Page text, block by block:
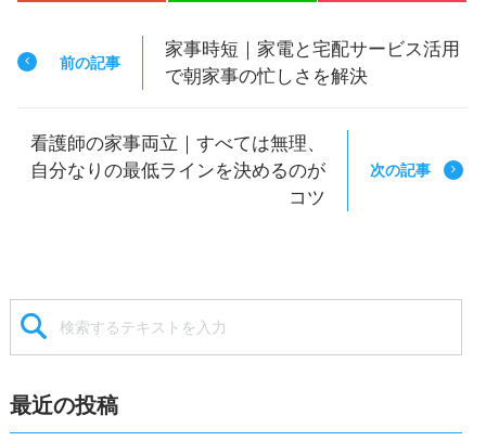
前の記事
家事時短｜家電と宅配サービス活用
で朝家事の忙しさを解決
次の記事
看護師の家事両立｜すべては無理、
自分なりの最低ラインを決めるのが
コツ
最近の投稿